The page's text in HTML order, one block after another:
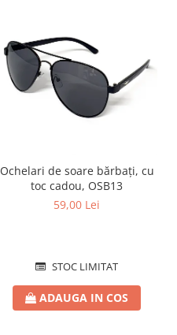
Ochelari de soare bărbați, cu
toc cadou, OSB13
59,00 Lei
STOC LIMITAT
ADAUGA IN COS